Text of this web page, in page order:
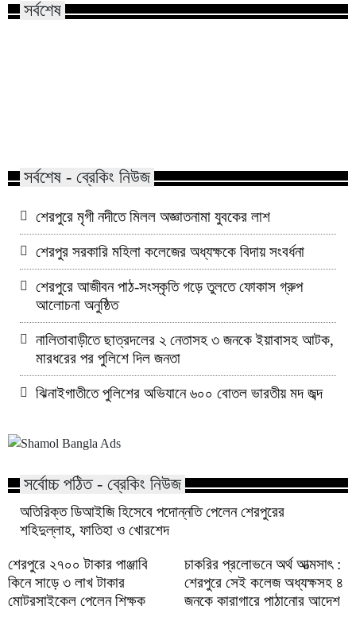
সর্বশেষ
সর্বশেষ - ব্রেকিং নিউজ
শেরপুরে মৃগী নদীতে মিলল অজ্ঞাতনামা যুবকের লাশ
শেরপুর সরকারি মহিলা কলেজের অধ্যক্ষকে বিদায় সংবর্ধনা
শেরপুরে আজীবন পাঠ-সংস্কৃতি গড়ে তুলতে ফোকাস গ্রুপ
আলোচনা অনুষ্ঠিত
নালিতাবাড়ীতে ছাত্রদলের ২ নেতাসহ ৩ জনকে ইয়াবাসহ আটক,
মারধরের পর পুলিশে দিল জনতা
ঝিনাইগাতীতে পুলিশের অভিযানে ৬০০ বোতল ভারতীয় মদ জব্দ
সর্বোচ্চ পঠিত - ব্রেকিং নিউজ
অতিরিক্ত ডিআইজি হিসেবে পদোন্নতি পেলেন শেরপুরের
শহিদুল্লাহ, ফাতিহা ও খোরশেদ
শেরপুরে ২৭০০ টাকার পাঞ্জাবি
কিনে সাড়ে ৩ লাখ টাকার
মোটরসাইকেল পেলেন শিক্ষক
চাকরির প্রলোভনে অর্থ আত্মসাৎ :
শেরপুরে সেই কলেজ অধ্যক্ষসহ ৪
জনকে কারাগারে পাঠানোর আদেশ